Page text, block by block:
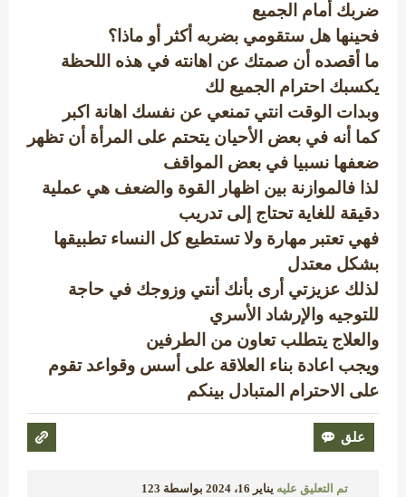
ضربك أمام الجميع
فحينها هل ستقومي بضربه أكثر أو ماذا؟
ما أقصده أن صمتك عن اهانته في هذه اللحظة
يكسبك احترام الجميع لك
وبدات الوقت انتي تمنعي عن نفسك اهانة اكبر
كما أنه في بعض الأحيان يتحتم على المرأة أن تظهر
ضعفها نسبيا في بعض المواقف
لذا فالموازنة بين اظهار القوة والضعف هي عملية
دقيقة للغاية تحتاج إلى تدريب
فهي تعتبر مهارة ولا تستطيع كل النساء تطبيقها
بشكل معتدل
لذلك عزيزتي أرى بأنك أنتي وزوجك في حاجة
للتوجيه والإرشاد الأسري
والعلاج يتطلب تعاون من الطرفين
ويجب اعادة بناء العلاقة على أسس وقواعد تقوم
على الاحترام المتبادل بينكم
تم التعليق عليه يناير 16، 2024 بواسطة 123